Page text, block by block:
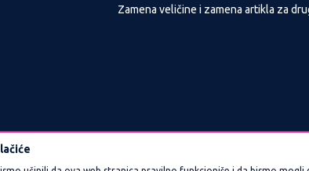
Zamena veličine i zamena artikla za